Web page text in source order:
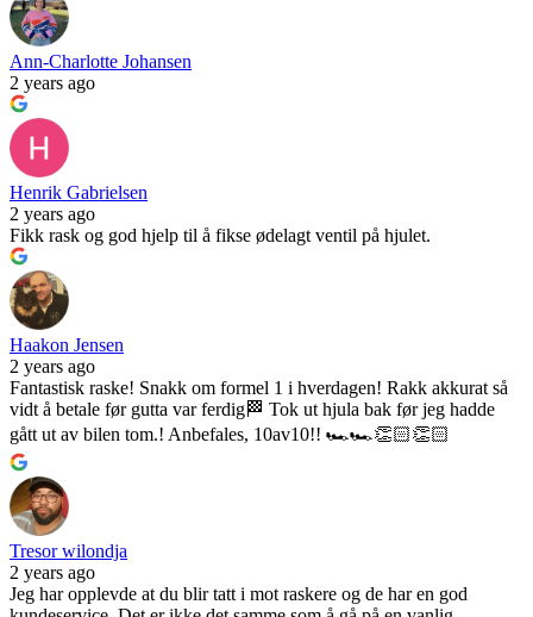
Ann-Charlotte Johansen
2 years ago
Henrik Gabrielsen
2 years ago
Fikk rask og god hjelp til å fikse ødelagt ventil på hjulet.
Haakon Jensen
2 years ago
Fantastisk raske! Snakk om formel 1 i hverdagen! Rakk akkurat så
vidt å betale før gutta var ferdig🏁 Tok ut hjula bak før jeg hadde
gått ut av bilen tom.! Anbefales, 10av10!! 🏎️🏎️👏🏻👏🏻
Tresor wilondja
2 years ago
Jeg har opplevde at du blir tatt i mot raskere og de har en god